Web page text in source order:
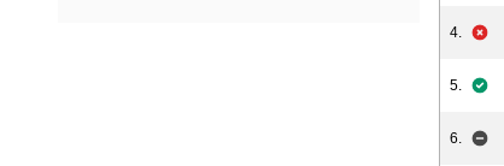
4.
5.
6.